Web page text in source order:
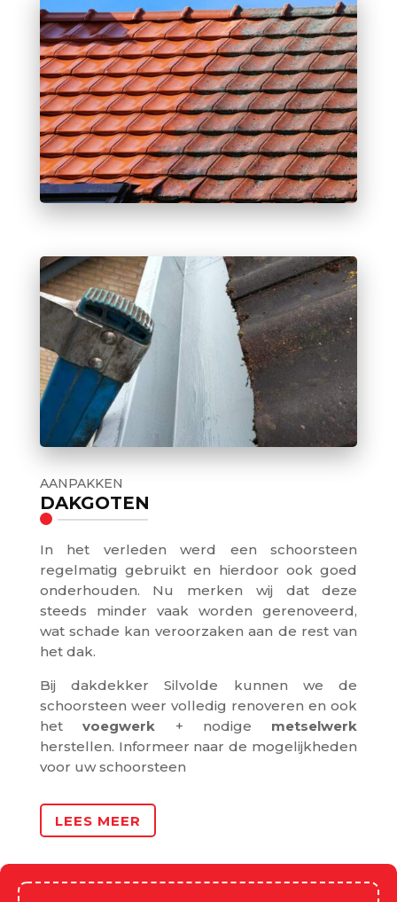
AANPAKKEN
DAKGOTEN
In het verleden werd een schoorsteen
regelmatig gebruikt en hierdoor ook goed
onderhouden. Nu merken wij dat deze
steeds minder vaak worden gerenoveerd,
wat schade kan veroorzaken aan de rest van
het dak.
Bij dakdekker Silvolde kunnen we de
schoorsteen weer volledig renoveren en ook
hetvoegwerk + nodige metselwerk
herstellen. Informeer naar de mogelijkheden
voor uw schoorsteen
LEES MEER